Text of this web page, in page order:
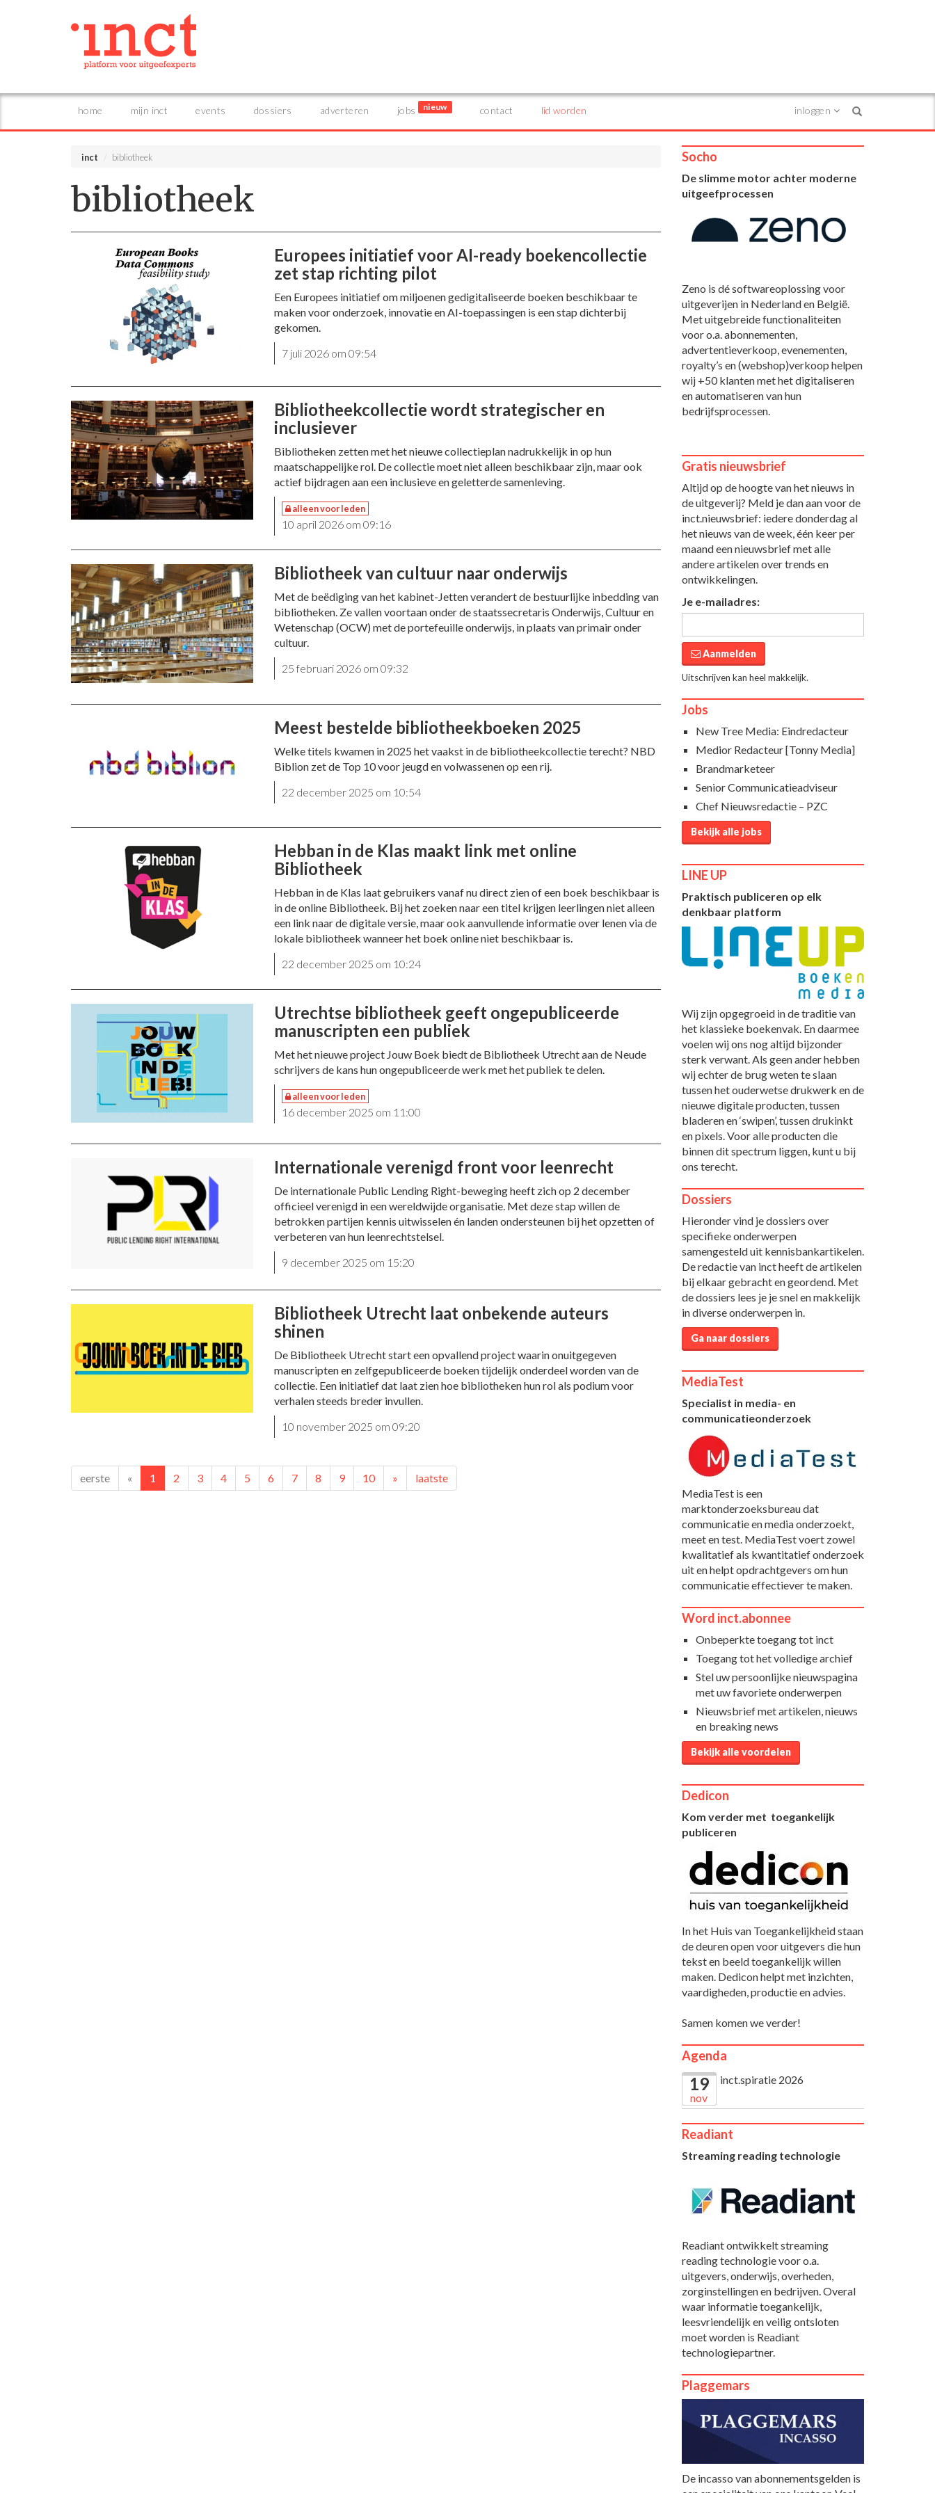
home mijn inct events dossiers adverteren jobs nieuw contact lid worden inloggen
inct bibliotheek
bibliotheek
Europees initiatief voor AI-ready boekencollectie
zet stap richting pilot
Een Europees initiatief om miljoenen gedigitaliseerde boeken beschikbaar te
maken voor onderzoek, innovatie en AI-toepassingen is een stap dichterbij
gekomen.
7 juli 2026 om 09:54
Bibliotheekcollectie wordt strategischer en
inclusiever
Bibliotheken zetten met het nieuwe collectieplan nadrukkelijk in op hun
maatschappelijke rol. De collectie moet niet alleen beschikbaar zijn, maar ook
actief bijdragen aan een inclusieve en geletterde samenleving.
alleen voor leden
10 april 2026 om 09:16
Bibliotheek van cultuur naar onderwijs
Met de beëdiging van het kabinet-Jetten verandert de bestuurlijke inbedding van
bibliotheken. Ze vallen voortaan onder de staatssecretaris Onderwijs, Cultuur en
Wetenschap (OCW) met de portefeuille onderwijs, in plaats van primair onder
cultuur.
25 februari 2026 om 09:32
Meest bestelde bibliotheekboeken 2025
Welke titels kwamen in 2025 het vaakst in de bibliotheekcollectie terecht? NBD
Biblion zet de Top 10 voor jeugd en volwassenen op een rij.
22 december 2025 om 10:54
Hebban in de Klas maakt link met online
Bibliotheek
Hebban in de Klas laat gebruikers vanaf nu direct zien of een boek beschikbaar is
in de online Bibliotheek. Bij het zoeken naar een titel krijgen leerlingen niet alleen
een link naar de digitale versie, maar ook aanvullende informatie over lenen via de
lokale bibliotheek wanneer het boek online niet beschikbaar is.
22 december 2025 om 10:24
Utrechtse bibliotheek geeft ongepubliceerde
manuscripten een publiek
Met het nieuwe project Jouw Boek biedt de Bibliotheek Utrecht aan de Neude
schrijvers de kans hun ongepubliceerde werk met het publiek te delen.
alleen voor leden
16 december 2025 om 11:00
Internationale verenigd front voor leenrecht
De internationale Public Lending Right-beweging heeft zich op 2 december
officieel verenigd in een wereldwijde organisatie. Met deze stap willen de
betrokken partijen kennis uitwisselen én landen ondersteunen bij het opzetten of
verbeteren van hun leenrechtstelsel.
9 december 2025 om 15:20
Bibliotheek Utrecht laat onbekende auteurs
shinen
De Bibliotheek Utrecht start een opvallend project waarin onuitgegeven
manuscripten en zelfgepubliceerde boeken tijdelijk onderdeel worden van de
collectie. Een initiatief dat laat zien hoe bibliotheken hun rol als podium voor
verhalen steeds breder invullen.
10 november 2025 om 09:20
eerste « 1 2 3 4 5 6 7 8 9 10 » laatste
Socho
De slimme motor achter moderne
uitgeefprocessen
Zeno is dé softwareoplossing voor
uitgeverijen in Nederland en België.
Met uitgebreide functionaliteiten
voor o.a. abonnementen,
advertentieverkoop, evenementen,
royalty’s en (webshop)verkoop helpen
wij +50 klanten met het digitaliseren
en automatiseren van hun
bedrijfsprocessen.
Gratis nieuwsbrief
Altijd op de hoogte van het nieuws in
de uitgeverij? Meld je dan aan voor de
inct.nieuwsbrief: iedere donderdag al
het nieuws van de week, één keer per
maand een nieuwsbrief met alle
andere artikelen over trends en
ontwikkelingen.
Je e-mailadres:
Aanmelden
Uitschrijven kan heel makkelijk.
Jobs
New Tree Media: Eindredacteur
Medior Redacteur [Tonny Media]
Brandmarketeer
Senior Communicatieadviseur
Chef Nieuwsredactie – PZC
Bekijk alle jobs
LINE UP
Praktisch publiceren op elk
denkbaar platform
Wij zijn opgegroeid in de traditie van
het klassieke boekenvak. En daarmee
voelen wij ons nog altijd bijzonder
sterk verwant. Als geen ander hebben
wij echter de brug weten te slaan
tussen het ouderwetse drukwerk en de
nieuwe digitale producten, tussen
bladeren en ‘swipen’, tussen drukinkt
en pixels. Voor alle producten die
binnen dit spectrum liggen, kunt u bij
ons terecht.
Dossiers
Hieronder vind je dossiers over
specifieke onderwerpen
samengesteld uit kennisbankartikelen.
De redactie van inct heeft de artikelen
bij elkaar gebracht en geordend. Met
de dossiers lees je je snel en makkelijk
in diverse onderwerpen in.
Ga naar dossiers
MediaTest
Specialist in media- en
communicatieonderzoek
MediaTest is een
marktonderzoeksbureau dat
communicatie en media onderzoekt,
meet en test. MediaTest voert zowel
kwalitatief als kwantitatief onderzoek
uit en helpt opdrachtgevers om hun
communicatie effectiever te maken.
Word inct.abonnee
Onbeperkte toegang tot inct
Toegang tot het volledige archief
Stel uw persoonlijke nieuwspagina
met uw favoriete onderwerpen
Nieuwsbrief met artikelen, nieuws
en breaking news
Bekijk alle voordelen
Dedicon
Kom verder met toegankelijk
publiceren
In het Huis van Toegankelijkheid staan
de deuren open voor uitgevers die hun
tekst en beeld toegankelijk willen
maken. Dedicon helpt met inzichten,
vaardigheden, productie en advies.
Samen komen we verder!
Agenda
19
nov
inct.spiratie 2026
Readiant
Streaming reading technologie
Readiant ontwikkelt streaming
reading technologie voor o.a.
uitgevers, onderwijs, overheden,
zorginstellingen en bedrijven. Overal
waar informatie toegankelijk,
leesvriendelijk en veilig ontsloten
moet worden is Readiant
technologiepartner.
Plaggemars
De incasso van abonnementsgelden is